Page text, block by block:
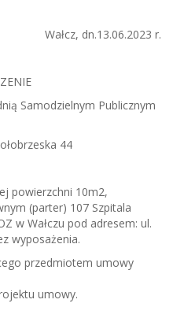
Wałcz, dn.13.06.2023 r.
Samodzielnym Publicznym
44
powierzchni 10m2,
(parter) 107 Szpitala
w Wałczu pod adresem: ul.
wyposażenia.
przedmiotem umowy
umowy.